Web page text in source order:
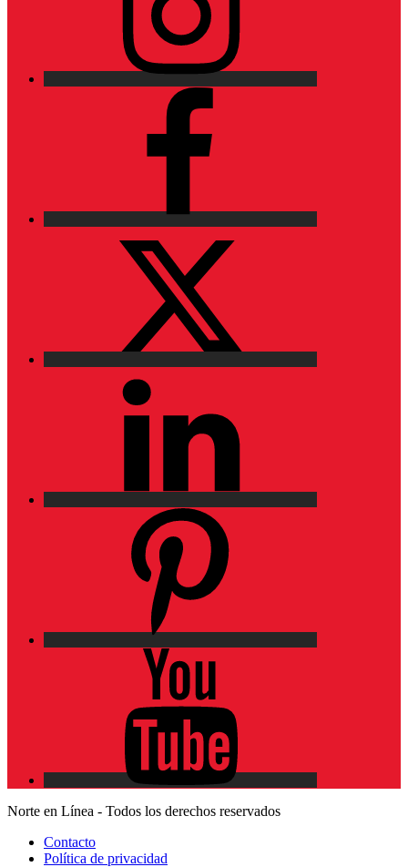
Norte en Línea - Todos los derechos reservados
Contacto
Política de privacidad